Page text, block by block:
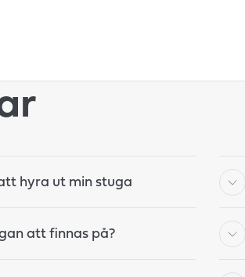
hyra ut min stuga
att finnas på?